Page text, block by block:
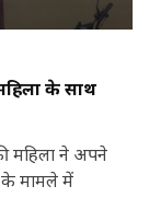
के साथ
महिला ने अपने
के मामले में